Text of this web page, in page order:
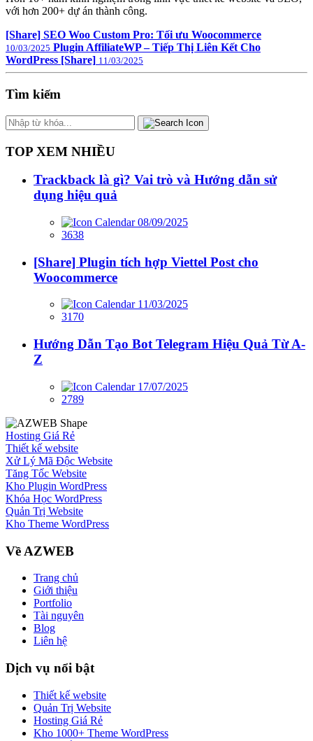
với hơn 200+ dự án thành công.
[Share] SEO Woo Custom Pro: Tối ưu Woocommerce
10/03/2025 Plugin AffiliateWP – Tiếp Thị Liên Kết Cho
WordPress [Share] 11/03/2025
Tìm kiếm
TOP XEM NHIỀU
Trackback là gì? Vai trò và Hướng dẫn sử
dụng hiệu quả
08/09/2025
3638
[Share] Plugin tích hợp Viettel Post cho
Woocommerce
11/03/2025
3170
Hướng Dẫn Tạo Bot Telegram Hiệu Quả Từ A-
Z
17/07/2025
2789
Hosting Giá Rẻ
Thiết kế website
Xử Lý Mã Độc Website
Tăng Tốc Website
Kho Plugin WordPress
Khóa Học WordPress
Quản Trị Website
Kho Theme WordPress
Về AZWEB
Trang chủ
Giới thiệu
Portfolio
Tài nguyên
Blog
Liên hệ
Dịch vụ nổi bật
Thiết kế website
Quản Trị Website
Hosting Giá Rẻ
Kho 1000+ Theme WordPress